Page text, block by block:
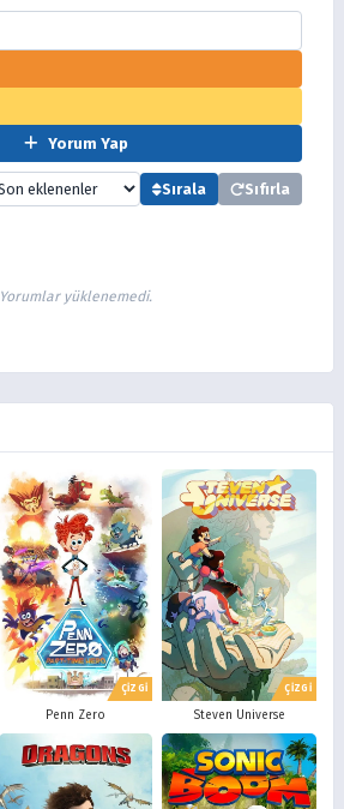
Yorum Yap
Sırala Sıfırla
Yorumlar yüklenemedi.
ÇİZGİ
Penn Zero
ÇİZGİ
Steven Universe